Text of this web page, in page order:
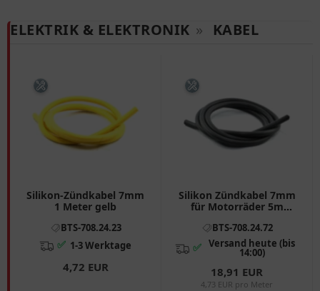
ELEKTRIK & ELEKTRONIK » KABEL
Silikon-Zündkabel 7mm
1 Meter gelb
BTS-708.24.23
✅ 1-3 Werktage
4,72 EUR
Silikon Zündkabel 7mm
für Motorräder 5m
BTS-708.24.72
✅ Versand heute (bis
14:00)
18,91 EUR
4,73 EUR pro Meter